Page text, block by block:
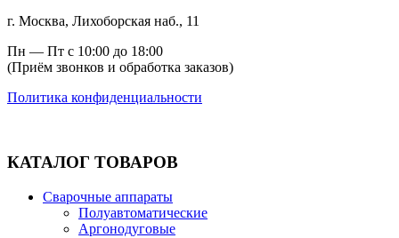
г. Москва, Лихоборская наб., 11
Пн — Пт с 10:00 до 18:00
(Приём звонков и обработка заказов)
Политика конфиденциальности
КАТАЛОГ ТОВАРОВ
Сварочные аппараты
Полуавтоматические
Аргонодуговые